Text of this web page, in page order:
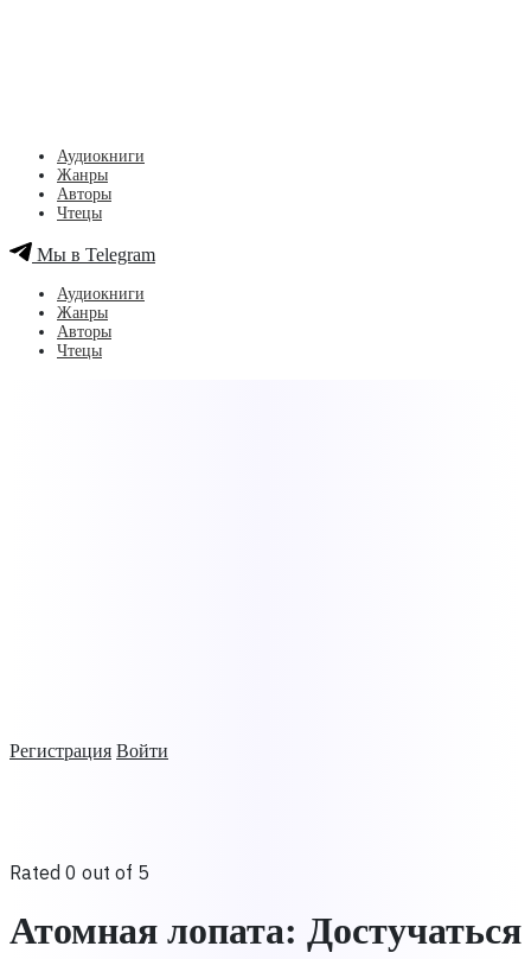
Регистрация Войти
Аудиокниги
Жанры
Авторы
Чтецы
Мы в Telegram
Аудиокниги
Жанры
Авторы
Чтецы
Rated 0 out of 5
Атомная лопата: Достучаться